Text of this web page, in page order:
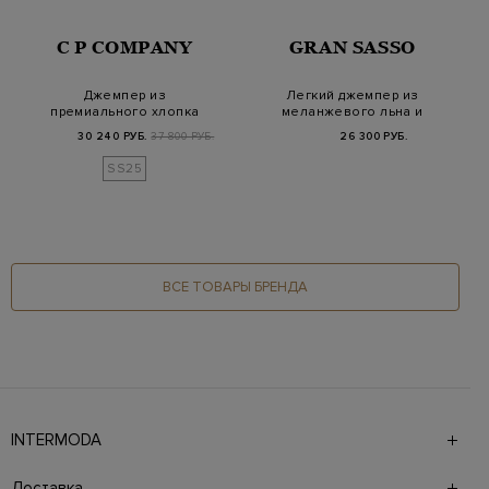
C P COMPANY
Джемпер из
премиального хлопка
C.P…
30 240 РУБ. 37 800 РУБ.
SS25
GRAN SASSO
Легкий джемпер из
меланжевого льна и
26 300 РУБ.
ВСЕ ТОВАРЫ БРЕНДА
INTERMODA
брендов на 4 этажах в самом центре города. На сайте